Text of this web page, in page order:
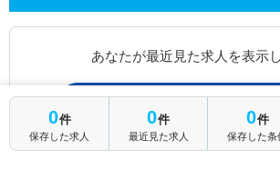
あなたが最近見た求人を表示
0件
保存した求人
0件
最近見た求人
0件
保存した条